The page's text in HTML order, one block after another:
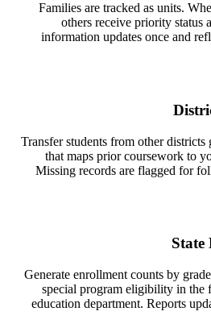
Families are tracked as units.
others receive priority status
information updates once and
Transfer students from other districts
that maps prior coursework to
Missing records are flagged for
Generate enrollment counts by
special program eligibility in the
education department. Reports